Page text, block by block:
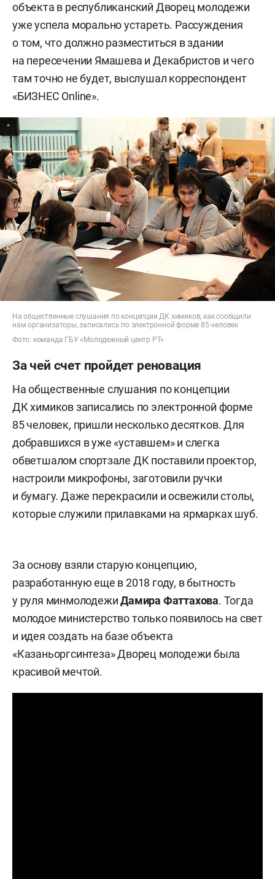
объекта в республиканский Дворец молодежи
уже успела морально устареть. Рассуждения
о том, что должно разместиться в здании
на пересечении Ямашева и Декабристов и чего
там точно не будет, выслушал корреспондент
«БИЗНЕС Online».
На общественные слушания по концепции ДК химиков, как сообщили
нам организаторы, записались по электронной форме 85 человек
Фото: команда ГБУ «Молодежный центр РТ»
За чей счет пройдет реновация
На общественные слушания по концепции
ДК химиков записались по электронной форме
85 человек, пришли несколько десятков. Для
добравшихся в уже «уставшем» и слегка
обветшалом спортзале ДК поставили проектор,
настроили микрофоны, заготовили ручки
и бумагу. Даже перекрасили и освежили столы,
которые служили прилавками на ярмарках шуб.
За основу взяли старую концепцию,
разработанную еще в 2018 году, в бытность
у руля минмолодежиДамира Фаттахова. Тогда
молодое министерство только появилось на свет
и идея создать на базе объекта
«Казаньоргсинтеза» Дворец молодежи была
красивой мечтой.